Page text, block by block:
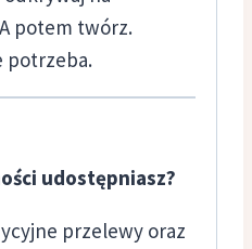
potem twórz.
potrzeba.
udostępniasz?
przelewy oraz